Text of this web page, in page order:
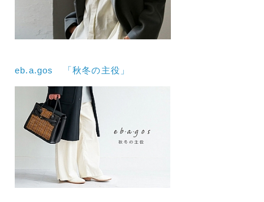
eb.a.gos 「秋冬の主役」